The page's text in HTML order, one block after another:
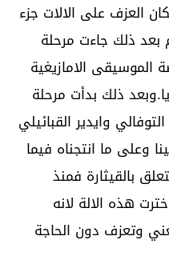
العزف على الالات جزء
ذلك جاءت مرحلة
الموسيقى الامازيغية
ذلك بدأت مرحلة
وايدير القبائيلي
وعلى ما انتجناه فيما
بالقيثارة فمنذ
هذه الالة لانه
وتعزف دون الحاجة